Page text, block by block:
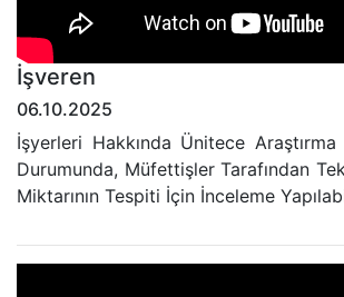
İşveren
06.10.2025
İşyerleri Hakkında Ünitece Araştırma
Durumunda, Müfettişler Tarafından
Miktarının Tespiti İçin İnceleme